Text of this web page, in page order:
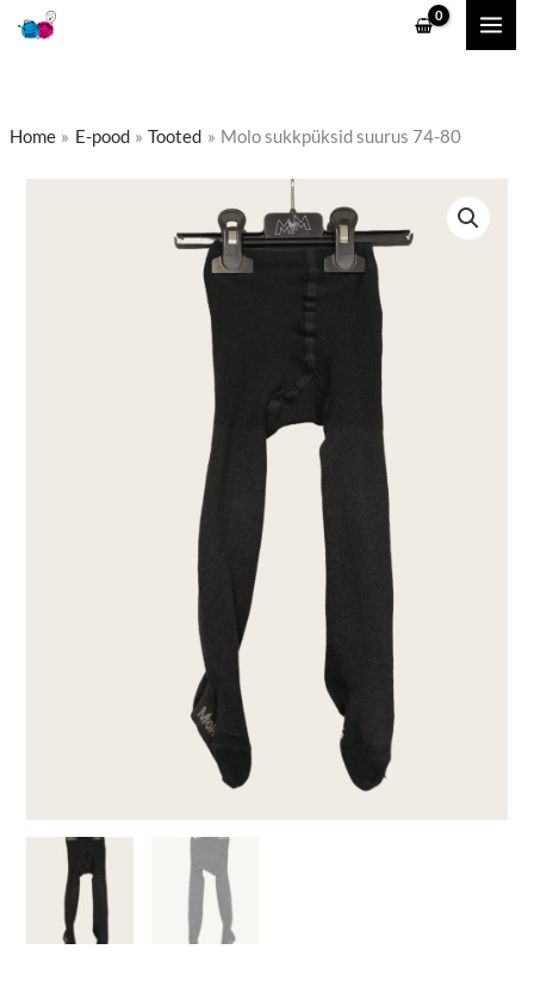
Skip
Home E-pood Tooted Molo sukkpüksid suurus 74-80